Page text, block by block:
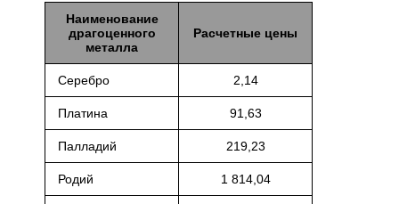
Наименование
драгоценного
металла
Расчетные цены
Серебро 2,14
Платина 91,63
Палладий 219,23
Родий 1 814,04